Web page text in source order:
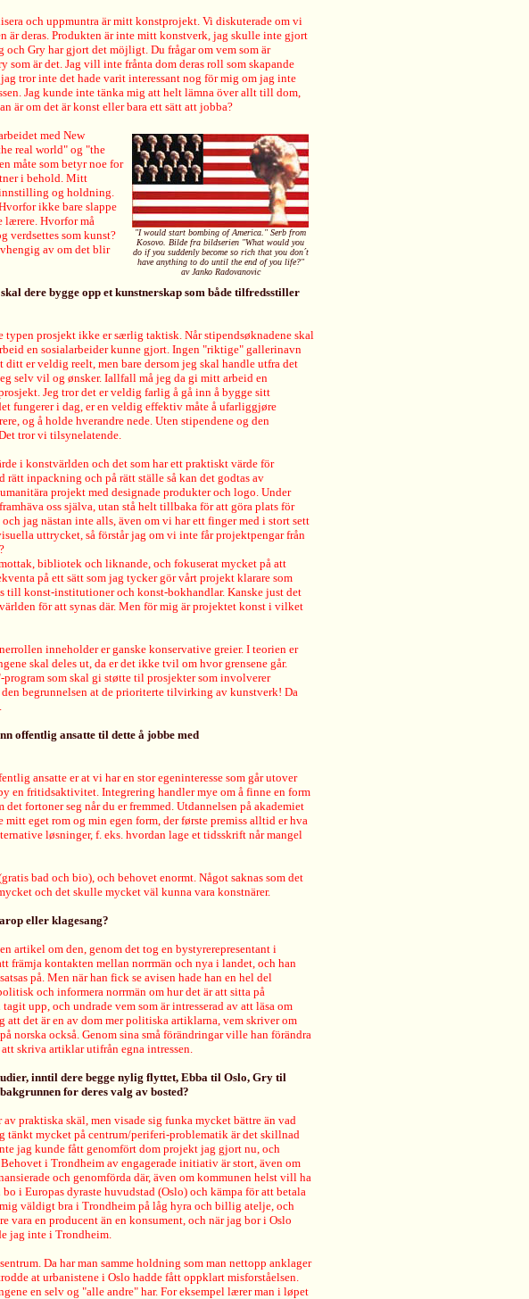
och uppmuntra är mitt konstprojekt. Vi diskuterade om vi
är deras. Produkten är inte mitt konstverk, jag skulle inte gjort
och Gry har gjort det möjligt. Du frågar om vem som är
som är det. Jag vill inte frånta dom deras roll som skapande
tror inte det hade varit interessant nog för mig om jag inte
Jag kunde inte tänka mig att helt lämna över allt till dom,
är om det är konst eller bara ett sätt att jobba?
"I would start bombing of America." Serb from
Kosovo. Bilde fra bildserien "What would you
do if you suddenly become so rich that you don´t
have anything to do until the end of you life?"
av Janko Radovanovic
med New
real world" og "the
måte som betyr noe for
i behold. Mitt
innstilling og holdning.
ikke bare slappe
lærere. Hvorfor må
verdsettes som kunst?
av om det blir
dere bygge opp et kunstnerskap som både tilfredsstiller
typen prosjekt ikke er særlig taktisk. Når stipendsøknadene skal
en sosialarbeider kunne gjort. Ingen "riktige" gallerinavn
er veldig reelt, men bare dersom jeg skal handle utfra det
selv vil og ønsker. Iallfall må jeg da gi mitt arbeid en
Jeg tror det er veldig farlig å gå inn å bygge sitt
fungerer i dag, er en veldig effektiv måte å ufarliggjøre
og å holde hverandre nede. Uten stipendene og den
tror vi tilsynelatende.
i konstvärlden och det som har ett praktiskt värde för
rätt inpackning och på rätt ställe så kan det godtas av
projekt med designade produkter och logo. Under
oss själva, utan stå helt tillbaka för att göra plats för
jag nästan inte alls, även om vi har ett finger med i stort sett
uttrycket, så förstår jag om vi inte får projektpengar från
bibliotek och liknande, och fokuserat mycket på att
på ett sätt som jag tycker gör vårt projekt klarare som
konst-institutioner och konst-bokhandlar. Kanske just det
för att synas där. Men för mig är projektet konst i vilket
inneholder er ganske konservative greier. I teorien er
skal deles ut, da er det ikke tvil om hvor grensene går.
som skal gi støtte til prosjekter som involverer
begrunnelsen at de prioriterte tilvirking av kunstverk! Da
offentlig ansatte til dette å jobbe med
ansatte er at vi har en stor egeninteresse som går utover
en fritidsaktivitet. Integrering handler mye om å finne en form
fortoner seg når du er fremmed. Utdannelsen på akademiet
eget rom og min egen form, der første premiss alltid er hva
løsninger, f. eks. hvordan lage et tidsskrift når mangel
bad och bio), och behovet enormt. Något saknas som det
och det skulle mycket väl kunna vara konstnärer.
eller klagesang?
artikel om den, genom det tog en bystyrerepresentant i
främja kontakten mellan norrmän och nya i landet, och han
på. Men när han fick se avisen hade han en hel del
och informera norrmän om hur det är att sitta på
upp, och undrade vem som är intresserad av att läsa om
det är en av dom mer politiska artiklarna, vem skriver om
norska också. Genom sina små förändringar ville han förändra
skriva artiklar utifrån egna intressen.
inntil dere begge nylig flyttet, Ebba til Oslo, Gry til
for deres valg av bosted?
praktiska skäl, men visade sig funka mycket bättre än vad
tänkt mycket på centrum/periferi-problematik är det skillnad
jag kunde fått genomfört dom projekt jag gjort nu, och
i Trondheim av engagerade initiativ är stort, även om
och genomförda där, även om kommunen helst vill ha
i Europas dyraste huvudstad (Oslo) och kämpa för att betala
väldigt bra i Trondheim på låg hyra och billig atelje, och
en producent än en konsument, och när jag bor i Oslo
jag inte i Trondheim.
Da har man samme holdning som man nettopp anklager
at urbanistene i Oslo hadde fått oppklart misforståelsen.
en selv og "alle andre" har. For eksempel lærer man i løpet